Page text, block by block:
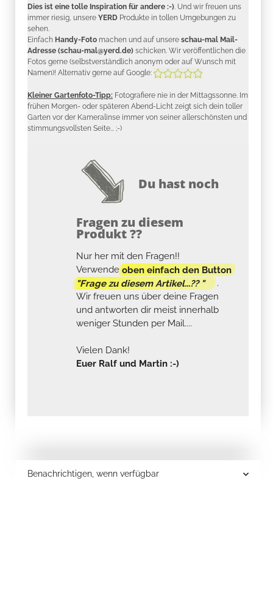
Dies ist eine tolle Inspiration für andere :-). Und wir freuen uns
immer riesig, unsere YERD Produkte in tollen Umgebungen zu
sehen.
Einfach Handy-Foto machen und auf unsere schau-mal Mail-
Adresse (schau-mal@yerd.de) schicken. Wir veröffentlichen die
Fotos gerne (selbstverständlich anonym oder auf Wunsch mit
Namen)! Alternativ gerne auf Google:
Kleiner Gartenfoto-Tipp: Fotografiere nie in der Mittagssonne. Im
frühen Morgen- oder späteren Abend-Licht zeigt sich dein toller
Garten vor der Kameralinse immer von seiner allerschönsten und
stimmungsvollsten Seite... ;-)
Du hast noch
Fragen zu diesem
Produkt ??
Nur her mit den Fragen!!
Verwendeoben einfach den Button
"Frage zu diesem Artikel...?? "
.
Wir freuen uns über deine Fragen
und antworten dir meist innerhalb
weniger Stunden per Mail....
Vielen Dank!
Euer Ralf und Martin :-)
Benachrichtigen, wenn verfügbar